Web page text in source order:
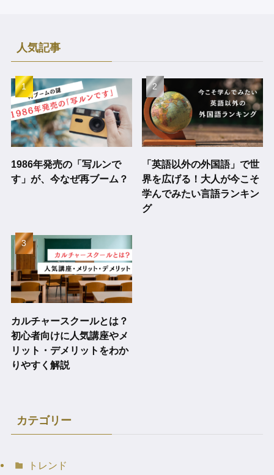
人気記事
1986年発売の「写ルンで
す」が、今なぜ再ブーム？
「英語以外の外国語」で世
界を広げる！大人が今こそ
学んでみたい言語ランキン
グ
カルチャースクールとは？
初心者向けに人気講座やメ
リット・デメリットをわか
りやすく解説
カテゴリー
トレンド